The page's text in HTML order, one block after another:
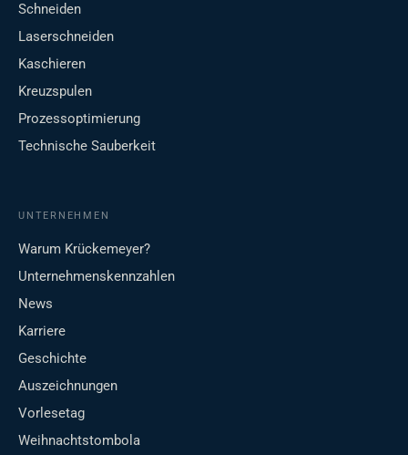
Schneiden
Laserschneiden
Kaschieren
Kreuzspulen
Prozessoptimierung
Technische Sauberkeit
UNTERNEHMEN
Warum Krückemeyer?
Unternehmenskennzahlen
News
Karriere
Geschichte
Auszeichnungen
Vorlesetag
Weihnachtstombola